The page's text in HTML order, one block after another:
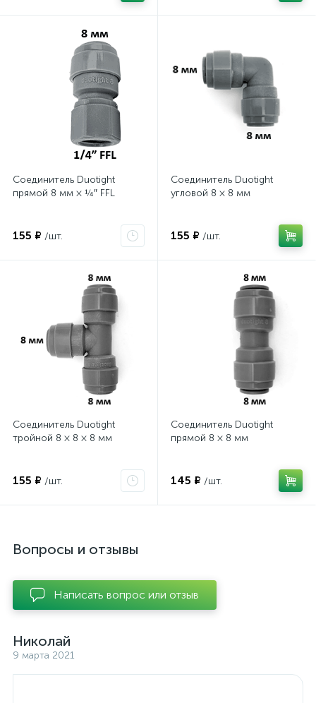
Соединитель Duotight
прямой 8 мм × ¼″ FFL
155 ₽ /шт.
Соединитель Duotight
угловой 8 × 8 мм
155 ₽ /шт.
Соединитель Duotight
тройной 8 × 8 × 8 мм
155 ₽ /шт.
Соединитель Duotight
прямой 8 × 8 мм
145 ₽ /шт.
Вопросы и отзывы
Написать вопрос или отзыв
Николай
9 марта 2021